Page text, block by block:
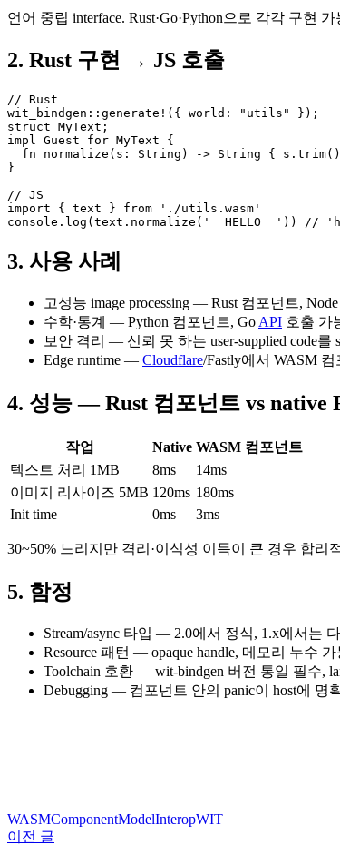
언어 중립 interface. Rust·Go·Python으로 각각 구현
2. Rust 구현 → JS 호출
// Rust
wit_bindgen::generate!({ world: "utils" });
struct MyText;
impl Guest for MyText {
fn normalize(s: String) -> String {
}
// JS
import { text } from './utils.wasm'
console.log(text.normalize('  HELLO  ')) //
3. 사용 사례
고성능 image processing — Rust 컴포넌트,
수학·통계 — Python 컴포넌트, Go API 호출 가
보안 격리 — 신뢰 못 하는 user-supplied code를
Edge runtime — Cloudflare/Fastly에서 WASM
4. 성능 — Rust 컴포넌트 vs native
작업 Native WASM 컴포넌트
텍스트 처리 1MB
8ms
14ms
이미지 리사이즈 5MB 120ms 180ms
Init time
0ms 3ms
30~50% 느리지만 격리·이식성 이득이 큰 경우 합리
5. 함정
Stream/async 타입 — 2.0에서 정식, 1.x에서는
Resource 패턴 — opaque handle, 메모리 누수 가
Toolchain 호환 — wit-bindgen 버전 통일 필수,
Debugging — 컴포넌트 안의 panic이 host에 명
WASMComponentModelInteropWIT
이전 글